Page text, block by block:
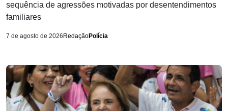
sequência de agressões motivadas por desentendimentos
familiares
7 de agosto de 2026 RedaçãoPolícia